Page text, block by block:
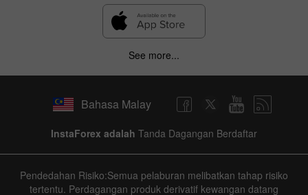
See more...
Bahasa Malay
InstaForex adalah Tanda Dagangan Berdaftar
Pendedahan Risiko:Semua pelaburan melibatkan tahap risiko
tertentu. Perdagangan produk derivatif kewangan datang